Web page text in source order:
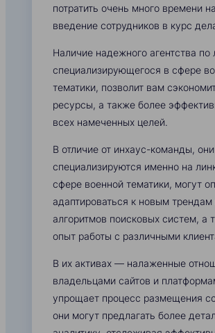
потратить очень много времени
введение сотрудников в курс
Наличие надежного агентства по
специализирующегося в сфере
тематики, позволит вам
ресурсы, а также более
всех намеченных целей.
В отличие от инхаус-команды,
специализируются именно на
сфере военной тематики, могут
адаптироваться к новым
алгоритмов поисковых систем, а
опыт работы с различными
В их активах — налаженные
владельцами сайтов и
упрощает процесс размещения
они могут предлагать более